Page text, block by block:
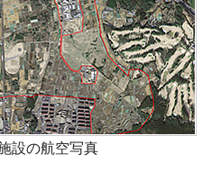
設の航空写真